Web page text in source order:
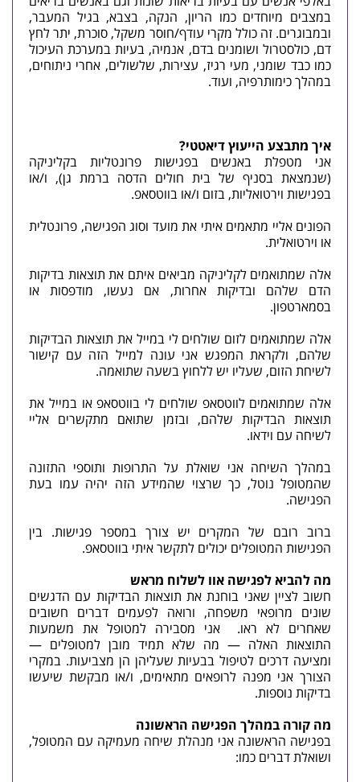
במצבים מיוחדים כמו הריון, הנקה, בצבא, בגיל המעבר,
ובמבוגרים. זה כולל מקרי עודף/חוסר משקל, סוכרת, יתר לחץ
דם, כולסטרול ושומנים בדם, אנמיה, בעיות במערכת העיכול
כמו כבד שומני, מעי רגיז, עצירות, שלשולים, אחרי ניתוחים,
במהלך כימותרפיה, ועוד.
איך מתבצע הייעוץ דיאטטי?
אני מטפלת באנשים בפגישות פרונטליות בקליניקה
(שנמצאת בסניף של בית חולים הדסה ברמת גן), ו/או
בפגישות וירטואליות, בזום ו/או בווטסאפ.
הפונים אליי מתאמים איתי את מועד וסוג הפגישה, פרונטלית
או וירטואלית.
אלה שמתואמים לקליניקה מביאים איתם את תוצאות בדיקות
הדם שלהם ובדיקות אחרות, אם נעשו, מודפסות או
בסמארטפון.
אלה שמתואמים לזום שולחים לי במייל את תוצאות הבדיקות
שלהם, ולקראת המפגש אני עונה למייל הזה עם קישור
לשיחת הזום, שעליו יש ללחוץ בשעה שתואמה.
אלה שמתואמים לווטסאפ שולחים לי בווטסאפ או במייל את
תוצאות הבדיקות שלהם, ובזמן שתואם מתקשרים אליי
לשיחה עם וידאו.
במהלך השיחה אני שואלת על התרופות ותוספי התזונה
שהמטופל נוטל, כך שרצוי שהמידע הזה יהיה עמו בעת
הפגישה.
ברוב רובם של המקרים יש צורך במספר פגישות. בין
הפגישות המטופלים יכולים לתקשר איתי בווטסאפ.
מה להביא לפגישה אוו לשלוח מראש
חשוב לציין שאני בוחנת את תוצאות הבדיקות עם הדגשים
שונים מרופאי משפחה, ורואה לפעמים דברים חשובים
שאחרים לא ראו. אני מסבירה למטופל את משמעות
התוצאות האלה — מה שלא תמיד מובן למטופלים —
ומציעה דרכים לטיפול בבעיות שעליהן הן מצביעות. במקרי
הצורך אני מפנה לרופאים מתאימים, ו/או מבקשת שיעשו
בדיקות נוספות.
מה קורה במהלך הפגישה הראשונה
בפגישה הראשונה אני מנהלת שיחה מעמיקה עם המטופל,
ושואלת דברים כמו: